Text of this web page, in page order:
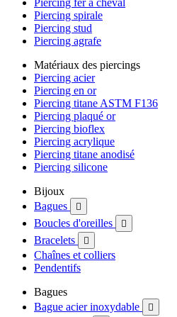
Piercing fer à cheval
Piercing spirale
Piercing stud
Piercing agrafe
Matériaux des piercings
Piercing acier
Piercing en or
Piercing titane ASTM F136
Piercing plaqué or
Piercing bioflex
Piercing acrylique
Piercing titane anodisé
Piercing silicone
Bijoux
Bagues

Boucles d'oreilles 
Bracelets 
Chaînes et colliers
Pendentifs
Bagues
Bague acier inoxydable
